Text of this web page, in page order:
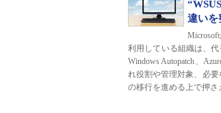
違いを
利用している組織は、代
Windows Autopatch、
れ役割や管理対象、必
の移行を進める上で押さ